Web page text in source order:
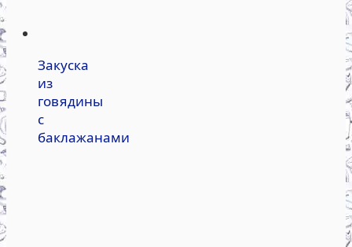
Закуска
из
говядины
с
баклажанами